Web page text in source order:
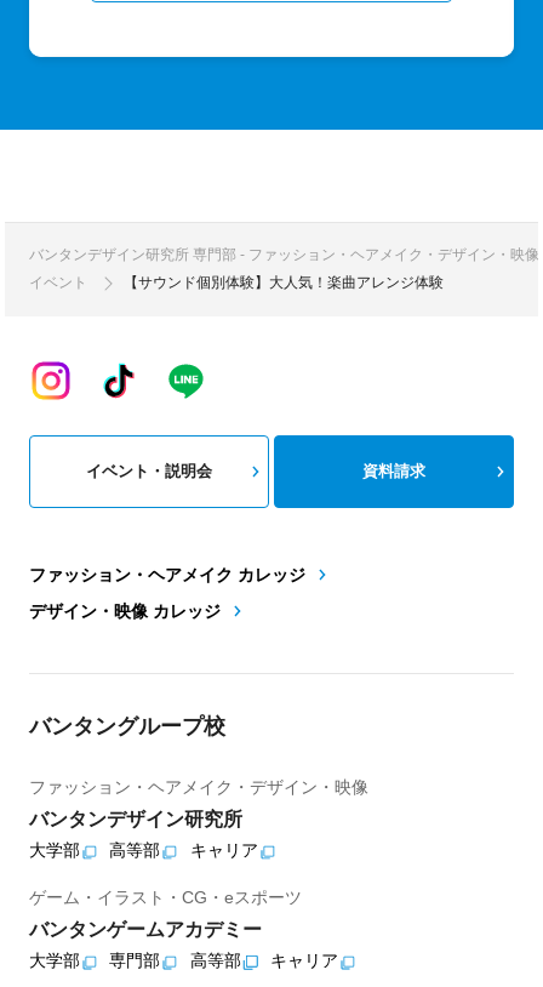
バンタンデザイン研究所 専門部 - ファッション・ヘアメイク・デザイン・映
イベント
【サウンド個別体験】大人気！楽曲アレンジ体験
ファッション・ヘアメイク カレッジ
デザイン・映像 カレッジ
イベント・説明会 資料請求
バンタングループ校
ファッション・ヘアメイク・デザイン・映像
バンタンデザイン研究所
大学部 高等部 キャリア
ゲーム・イラスト・CG・eスポーツ
バンタンゲームアカデミー
大学部 専門部 高等部 キャリア